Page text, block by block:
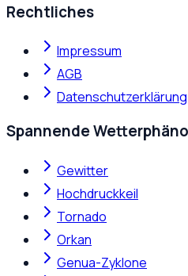
Rechtliches
Impressum
AGB
Datenschutzerklärung
Spannende
Gewitter
Hochdruckkeil
Tornado
Orkan
Genua-Zyklone